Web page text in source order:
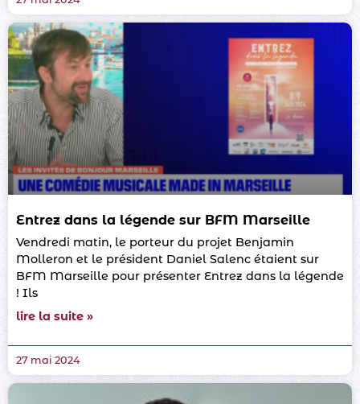
Entrez dans la légende sur BFM Marseille
Vendredi matin, le porteur du projet Benjamin
Molleron et le président Daniel Salenc étaient sur
BFM Marseille pour présenter Entrez dans la légende
! Ils
lire la suite »
27 mai 2024